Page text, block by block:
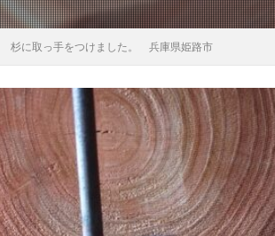
杉に取っ手をつけました。 兵庫県姫路市